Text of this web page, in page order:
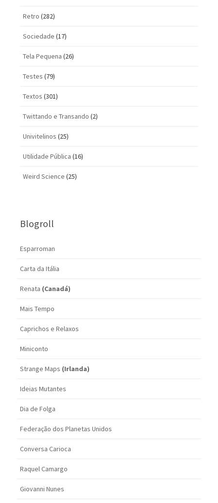
Retro (282)
Sociedade (17)
Tela Pequena (26)
Testes (79)
Textos (301)
Twittando e Transando (2)
Univitelinos (25)
Utilidade Pública (16)
Weird Science (25)
Blogroll
Esparroman
Carta da Itália
Renata (Canadá)
Mais Tempo
Caprichos e Relaxos
Miniconto
Strange Maps (Irlanda)
Ideias Mutantes
Dia de Folga
Federação dos Planetas Unidos
Conversa Carioca
Raquel Camargo
Giovanni Nunes